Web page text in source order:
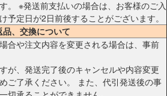
。 ※発送前支払いの場合は、お客様のご入
予定日が2日前後することがございます。
品、交換について
合や注文内容を変更される場合は、事前
が、発送完了後のキャンセルや内容変更
ご了承ください。 また、代引発送後の事